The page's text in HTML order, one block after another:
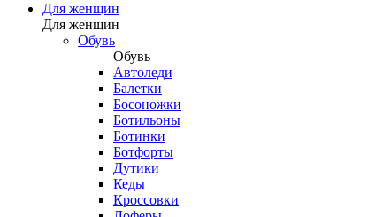
Для женщин
Для женщин
Обувь
Обувь
Автоледи
Балетки
Босоножки
Ботильоны
Ботинки
Ботфорты
Дутики
Кеды
Кроссовки